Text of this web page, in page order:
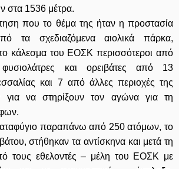
στα 1536 μέτρα.
που το θέμα της ήταν η προστασία
τα σχεδιαζόμενα αιολικά πάρκα,
κάλεσμα του ΕΟΣΚ περισσότεροι από
και ορειβάτες από 13
και 7 από άλλες περιοχές της
να στηρίξουν τον αγώνα για τη
παραπάνω από 250 ατόμων, το
στήθηκαν τα αντίσκηνα και μετά τη
τους εθελοντές – μέλη του ΕΟΣΚ με